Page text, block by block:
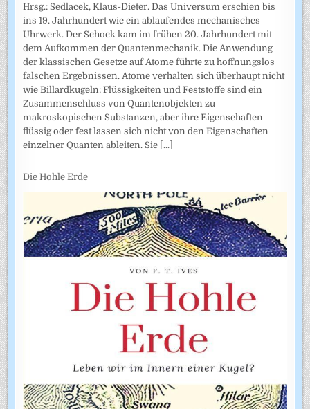
Hrsg.: Sedlacek, Klaus-Dieter. Das Universum erschien bis
ins 19. Jahrhundert wie ein ablaufendes mechanisches
Uhrwerk. Der Schock kam im frühen 20. Jahrhundert mit
dem Aufkommen der Quantenmechanik. Die Anwendung
der klassischen Gesetze auf Atome führte zu hoffnungslos
falschen Ergebnissen. Atome verhalten sich überhaupt nicht
wie Billardkugeln: Flüssigkeiten und Feststoffe sind ein
Zusammenschluss von Quantenobjekten zu
makroskopischen Substanzen, aber ihre Eigenschaften
flüssig oder fest lassen sich nicht von den Eigenschaften
einzelner Quanten ableiten. Sie [...]
Die Hohle Erde